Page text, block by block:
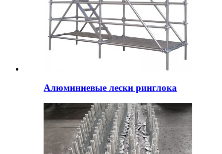
Алюминиевые лески ринглока